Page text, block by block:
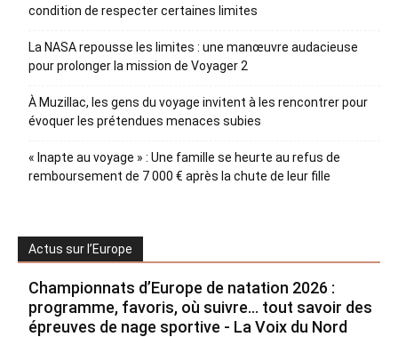
condition de respecter certaines limites
La NASA repousse les limites : une manœuvre audacieuse
pour prolonger la mission de Voyager 2
À Muzillac, les gens du voyage invitent à les rencontrer pour
évoquer les prétendues menaces subies
« Inapte au voyage » : Une famille se heurte au refus de
remboursement de 7 000 € après la chute de leur fille
Actus sur l’Europe
Championnats d’Europe de natation 2026 :
programme, favoris, où suivre… tout savoir des
épreuves de nage sportive - La Voix du Nord